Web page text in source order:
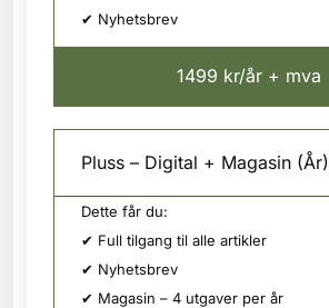
✔ Nyhetsbrev
1499 kr/år + mva
Pluss – Digital + Magasin (År)
Dette får du:
✔ Full tilgang til alle artikler
✔ Nyhetsbrev
✔ Magasin – 4 utgaver per år